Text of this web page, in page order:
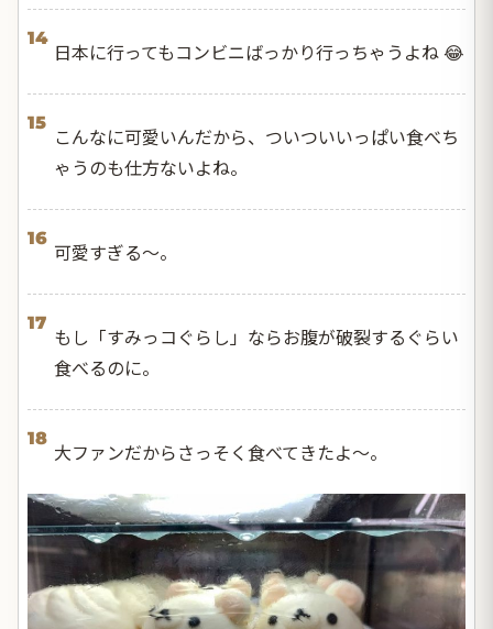
14
日本に行ってもコンビニばっかり行っちゃうよね 😂
15
こんなに可愛いんだから、ついついいっぱい食べち
ゃうのも仕方ないよね。
16
可愛すぎる〜。
17
もし「すみっコぐらし」ならお腹が破裂するぐらい
食べるのに。
18
大ファンだからさっそく食べてきたよ〜。